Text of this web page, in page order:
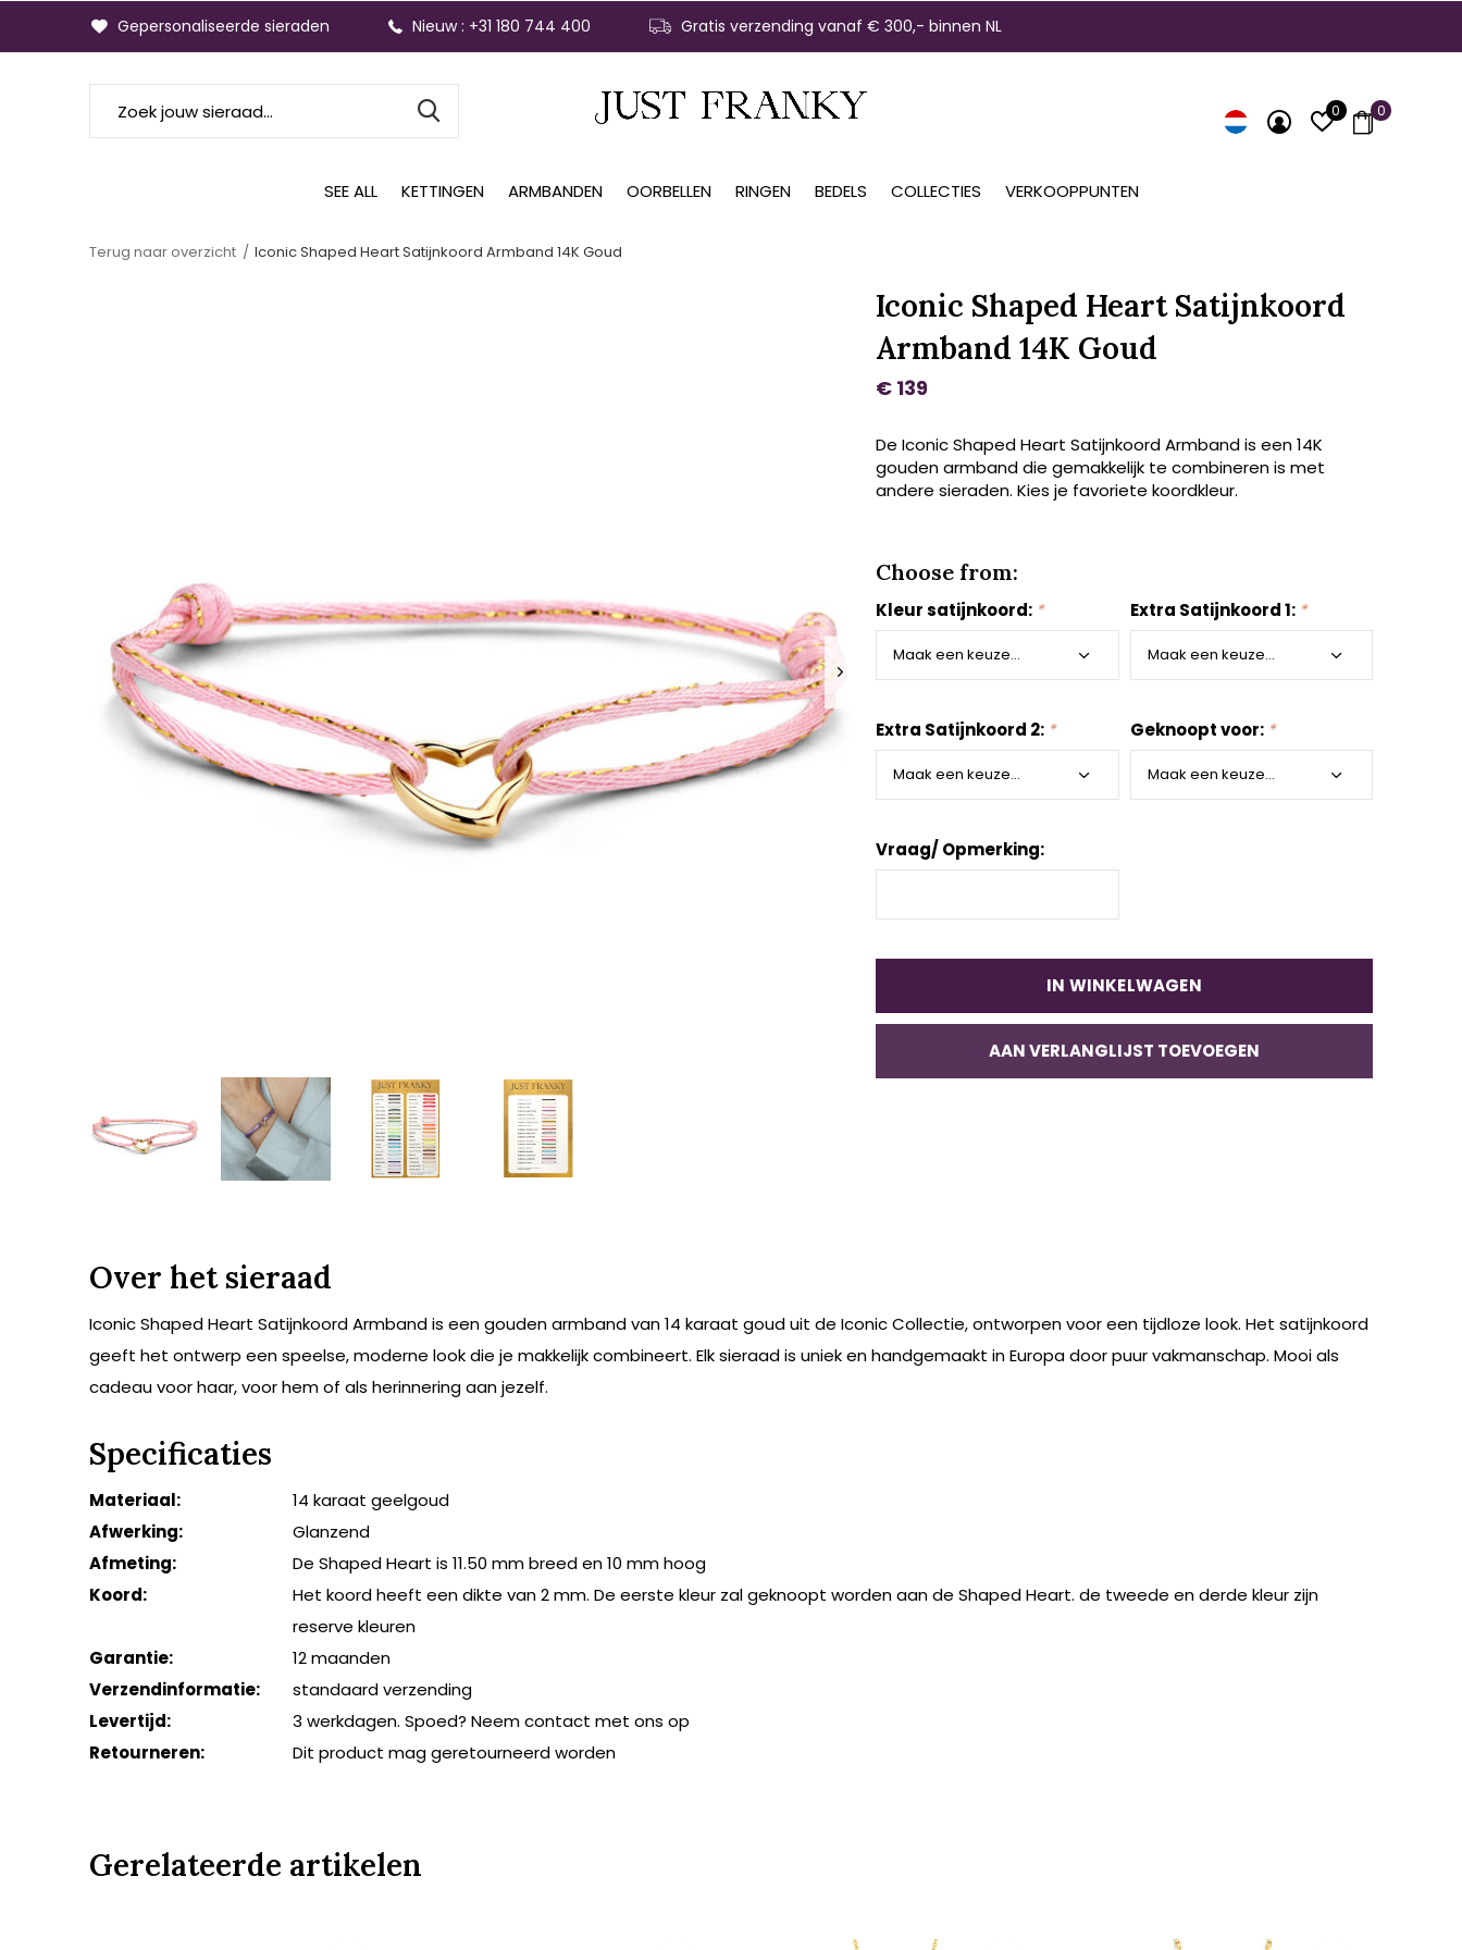
SEE ALL KETTINGEN ARMBANDEN OORBELLEN RINGEN BEDELS COLLECTIES VERKOOPPUNTEN
0 0
Gepersonaliseerde sieraden Nieuw : +31 180 744 400 Gratis verzending vanaf € 300,- binnen NL
Terug naar overzicht Iconic Shaped Heart Satijnkoord Armband 14K Goud
Iconic Shaped Heart Satijnkoord
Armband 14K Goud
€ 139
De Iconic Shaped Heart Satijnkoord Armband is een 14K
gouden armband die gemakkelijk te combineren is met
andere sieraden. Kies je favoriete koordkleur.
Choose from:
Kleur satijnkoord: * Extra Satijnkoord 1: *
Extra Satijnkoord 2: * Geknoopt voor: *
Vraag/ Opmerking:
IN WINKELWAGEN
AAN VERLANGLIJST TOEVOEGEN
Over het sieraad
Iconic Shaped Heart Satijnkoord Armband is een gouden armband van 14 karaat goud uit de Iconic Collectie, ontworpen voor een tijdloze look. Het satijnkoord
geeft het ontwerp een speelse, moderne look die je makkelijk combineert. Elk sieraad is uniek en handgemaakt in Europa door puur vakmanschap. Mooi als
cadeau voor haar, voor hem of als herinnering aan jezelf.
Specificaties
Materiaal:
14 karaat geelgoud
Afwerking:
Glanzend
Afmeting:
De Shaped Heart is 11.50 mm breed en 10 mm hoog
Koord:
Het koord heeft een dikte van 2 mm. De eerste kleur zal geknoopt worden aan de Shaped Heart. de tweede en derde kleur zijn
reserve kleuren
Garantie:
12 maanden
Verzendinformatie:
standaard verzending
Levertijd:
3 werkdagen. Spoed? Neem contact met ons op
Retourneren:
Dit product mag geretourneerd worden
Gerelateerde artikelen